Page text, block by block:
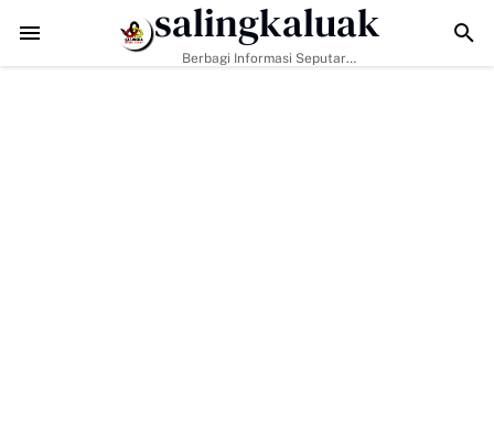
Kapolres Payakumbuh Bahas Penguatan Kerjasama
salingkaluak
Berbagi Informasi Seputar